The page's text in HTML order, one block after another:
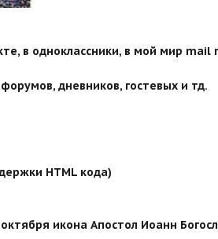
в одноклассники, в мой мир mail
дневников, гостевых и тд.
HTML кода)
икона Апостол Иоанн